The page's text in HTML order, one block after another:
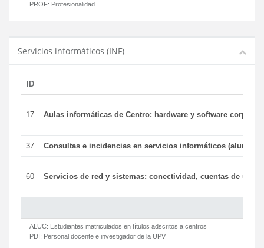
PROF: Profesionalidad
Servicios informáticos (INF)
ID
17 Aulas informáticas de Centro: hardware y software
37 Consultas e incidencias en servicios informáticos (alumnos)
60 Servicios de red y sistemas: conectividad, cuentas de
ALUC: Estudiantes matriculados en títulos adscritos a centros
PDI: Personal docente e investigador de la UPV